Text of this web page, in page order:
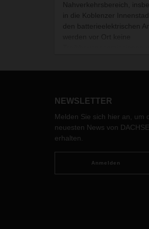
Nahverkehrsbereich,
in die Koblenzer
den batterieelektrischen
langfristigen
Fahrzeugen für den
NEWSLETTER
Melden Sie sich hier an, um
neuesten News von
erhalten.
Anmelden